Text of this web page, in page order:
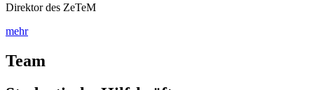
Direktor des ZeTeM
mehr
Team